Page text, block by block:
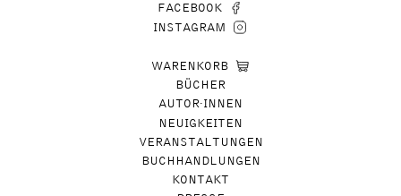
FACEBOOK
INSTAGRAM
WARENKORB
BÜCHER
AUTOR∙INNEN
NEUIGKEITEN
VERANSTALTUNGEN
BUCHHANDLUNGEN
KONTAKT